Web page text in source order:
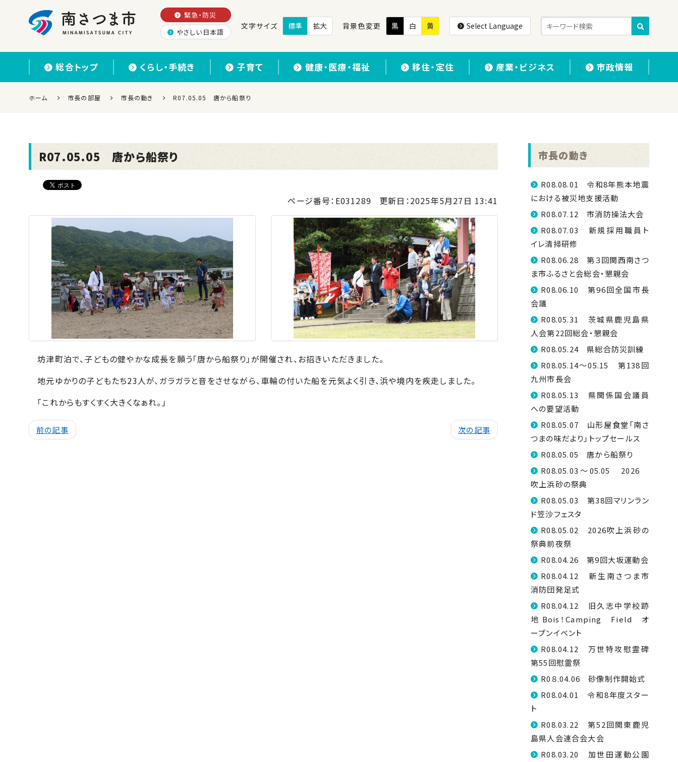
緊急・防災
やさしい日本語
文字サイズ 標準 拡大 背景色変更 黒 白 黄 Select Language
総合トップ くらし・手続き 子育て 健康・医療・福祉 移住・定住 産業・ビジネス 市政情報
ホーム 市長の部屋 市長の動き R07.05.05 唐から船祭り
R07.05.05 唐から船祭り
ページ番号：E031289 更新日：2025年5月27日 13:41
坊津町泊で、子どもの健やかな成長を願う「唐から船祭り」が開催され、お招きいただきました。
地元ゆかりの子どもたち23人が、ガラガラと音をさせながら、車輪の付いた船を元気よく引き、浜や境内を疾走しました。
「これからもすくすく大きくなぁれ。」
前の記事 次の記事
市長の動き
R08.08.01 令和8年熊本地震
における被災地支援活動
R08.07.12 市消防操法大会
R08.07.03 新規採用職員ト
イレ清掃研修
R08.06.28 第３回関西南さつ
ま市ふるさと会総会・懇親会
R08.06.10 第96回全国市長
会議
R08.05.31 茨城県鹿児島県
人会第22回総会・懇親会
R08.05.24 県総合防災訓練
R08.05.14～05.15 第138回
九州市長会
R08.05.13 県関係国会議員
への要望活動
R08.05.07 山形屋食堂「南さ
つまの味だより」トップセールス
R08.05.05 唐から船祭り
R08.05.03～05.05 2026
吹上浜砂の祭典
R08.05.03 第38回マリンラン
ド笠沙フェスタ
R08.05.02 2026吹上浜砂の
祭典前夜祭
R08.04.26 第9回大坂運動会
R08.04.12 新生南さつま市
消防団発足式
R08.04.12 旧久志中学校跡
地 Bois！Camping Field オ
ープンイベント
R08.04.12 万世特攻慰霊碑
第55回慰霊祭
R0８.04.06 砂像制作開始式
R08.04.01 令和8年度スター
ト
R08.03.22 第52回関東鹿児
島県人会連合会大会
R08.03.20 加世田運動公園